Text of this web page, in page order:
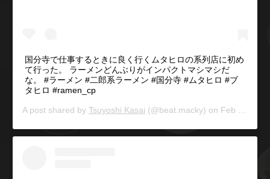
国分寺で仕事するときに良く行くムタヒロの系列店に初め
て行った。 ラーメンどんぶりがインパクトマシマシだ
な。 #ラーメン #二郎系ラーメン #国分寺 #ムタヒロ #ブ
タヒロ #ramen_cp
A post shared by Tsuyoshi Kasai (@beat.macky) on Feb 14, 2018 at 7:13am PST